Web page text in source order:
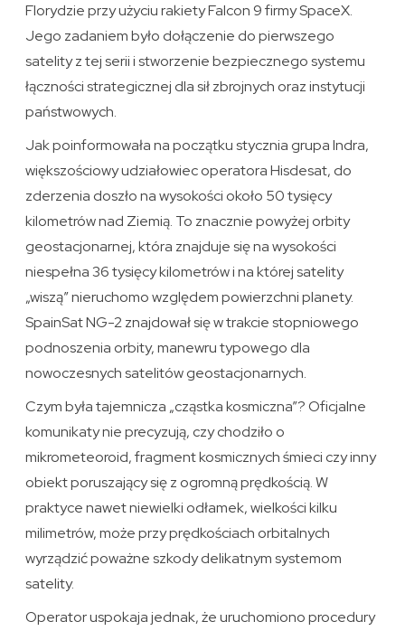
Florydzie przy użyciu rakiety Falcon 9 firmy SpaceX.
Jego zadaniem było dołączenie do pierwszego
satelity z tej serii i stworzenie bezpiecznego systemu
łączności strategicznej dla sił zbrojnych oraz instytucji
państwowych.
Jak poinformowała na początku stycznia grupa Indra,
większościowy udziałowiec operatora Hisdesat, do
zderzenia doszło na wysokości około 50 tysięcy
kilometrów nad Ziemią. To znacznie powyżej orbity
geostacjonarnej, która znajduje się na wysokości
niespełna 36 tysięcy kilometrów i na której satelity
„wiszą” nieruchomo względem powierzchni planety.
SpainSat NG-2 znajdował się w trakcie stopniowego
podnoszenia orbity, manewru typowego dla
nowoczesnych satelitów geostacjonarnych.
Czym była tajemnicza „cząstka kosmiczna”? Oficjalne
komunikaty nie precyzują, czy chodziło o
mikrometeoroid, fragment kosmicznych śmieci czy inny
obiekt poruszający się z ogromną prędkością. W
praktyce nawet niewielki odłamek, wielkości kilku
milimetrów, może przy prędkościach orbitalnych
wyrządzić poważne szkody delikatnym systemom
satelity.
Operator uspokaja jednak, że uruchomiono procedury